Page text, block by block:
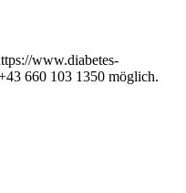
www.diabetes-
660 103 1350 möglich.